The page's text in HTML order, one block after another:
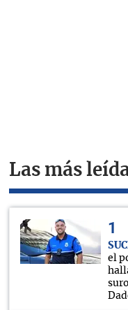
Las más
el